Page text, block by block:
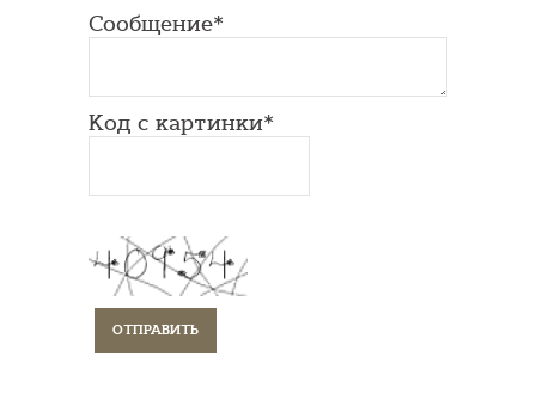
Сообщение*
Код с картинки*